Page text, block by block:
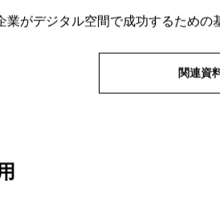
速いセクターの一つであり、その
極的に活用しており、オーガニッ
、そのウェブサイトの構造やコン
に関連する検索で高いランキン